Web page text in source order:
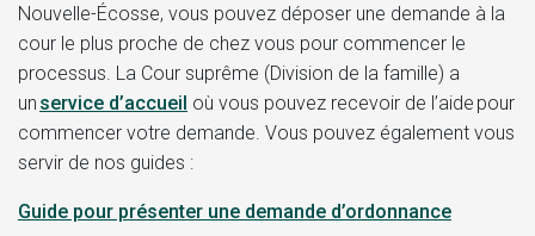
Nouvelle-Écosse, vous pouvez déposer une demande à la
cour le plus proche de chez vous pour commencer le
processus. La Cour suprême (Division de la famille) a
un service d’accueil où vous pouvez recevoir de l’aide pour
commencer votre demande. Vous pouvez également vous
servir de nos guides :
Guide pour présenter une demande d’ordonnance